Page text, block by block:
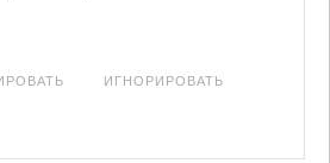
ИГНОРИРОВАТЬ